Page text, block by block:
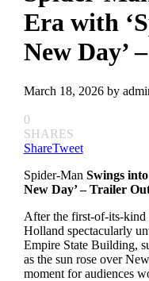
Era with
New Day’
March 18, 2026by
0
SHARES
ShareTweet
Spider-Man Swings
New Day’ – Trailer
After the first-of-its-kind
Holland spectacularly
Empire State Building,
as the sun rose over
moment for audiences